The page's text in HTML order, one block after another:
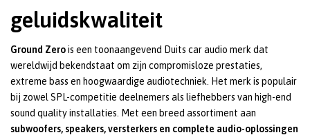
geluidskwaliteit
Ground Zerois een toonaangevend Duits car audio merk dat
wereldwijd bekendstaat om zijn compromisloze prestaties,
extreme bass en hoogwaardige audiotechniek. Het merk is populair
bij zowel SPL-competitie deelnemers als liefhebbers van high-end
sound quality installaties. Met een breed assortiment aan
subwoofers, speakers, versterkers en complete audio-oplossingen